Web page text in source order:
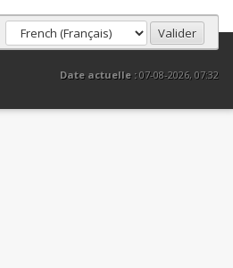
Date actuelle :07-08-2026, 07:32